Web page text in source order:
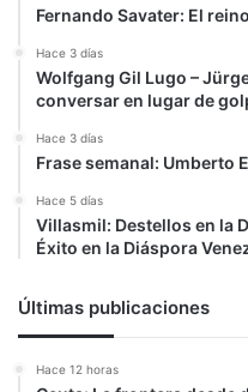
Fernando Savater: El
Hace 3 días
Wolfgang Gil Lugo –
conversar en lugar de
Hace 3 días
Frase semanal: Umberto
Hace 5 días
Villasmil: Destellos en la
Éxito en la Diáspora
Últimas publicaciones
Hace 12 horas